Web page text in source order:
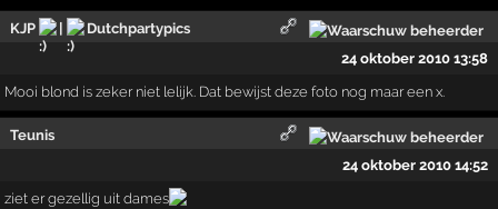
KJP |
Dutchpartypics
24 oktober 2010 13:58
Mooi blond is zeker niet lelijk. Dat bewijst deze foto nog maar een x.
Teunis
24 oktober 2010 14:52
ziet er gezellig uit dames